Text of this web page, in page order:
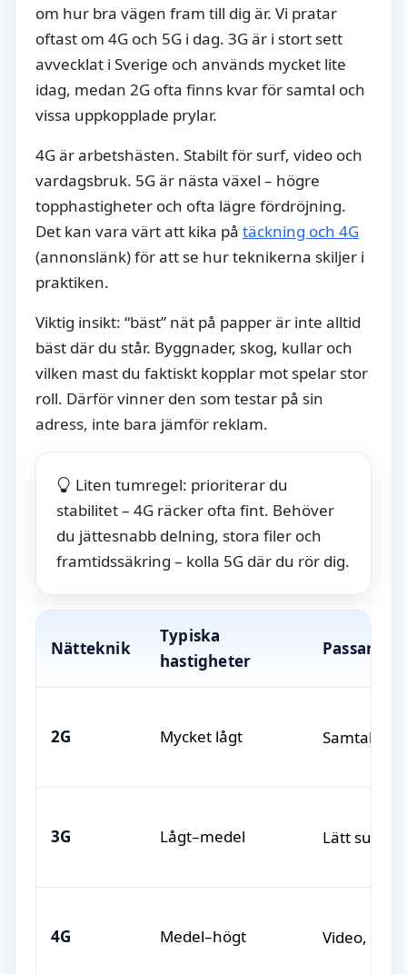
om hur bra vägen fram till dig är. Vi pratar
oftast om 4G och 5G i dag. 3G är i stort sett
avvecklat i Sverige och används mycket lite
idag, medan 2G ofta finns kvar för samtal och
vissa uppkopplade prylar.
4G är arbetshästen. Stabilt för surf, video och
vardagsbruk. 5G är nästa växel – högre
topphastigheter och ofta lägre fördröjning.
Det kan vara värt att kika på täckning och 4G
(annonslänk) för att se hur teknikerna skiljer i
praktiken.
Viktig insikt: “bäst” nät på papper är inte alltid
bäst där du står. Byggnader, skog, kullar och
vilken mast du faktiskt kopplar mot spelar stor
roll. Därför vinner den som testar på sin
adress, inte bara jämför reklam.
Liten tumregel: prioriterar du
stabilitet – 4G räcker ofta fint. Behöver
du jättesnabb delning, stora filer och
framtidssäkring – kolla 5G där du rör dig.
Nätteknik
Typiska
hastigheter
Passar för
2G Mycket lågt Samtal,
3G Lågt–medel Lätt surf
4G Medel–högt Video,